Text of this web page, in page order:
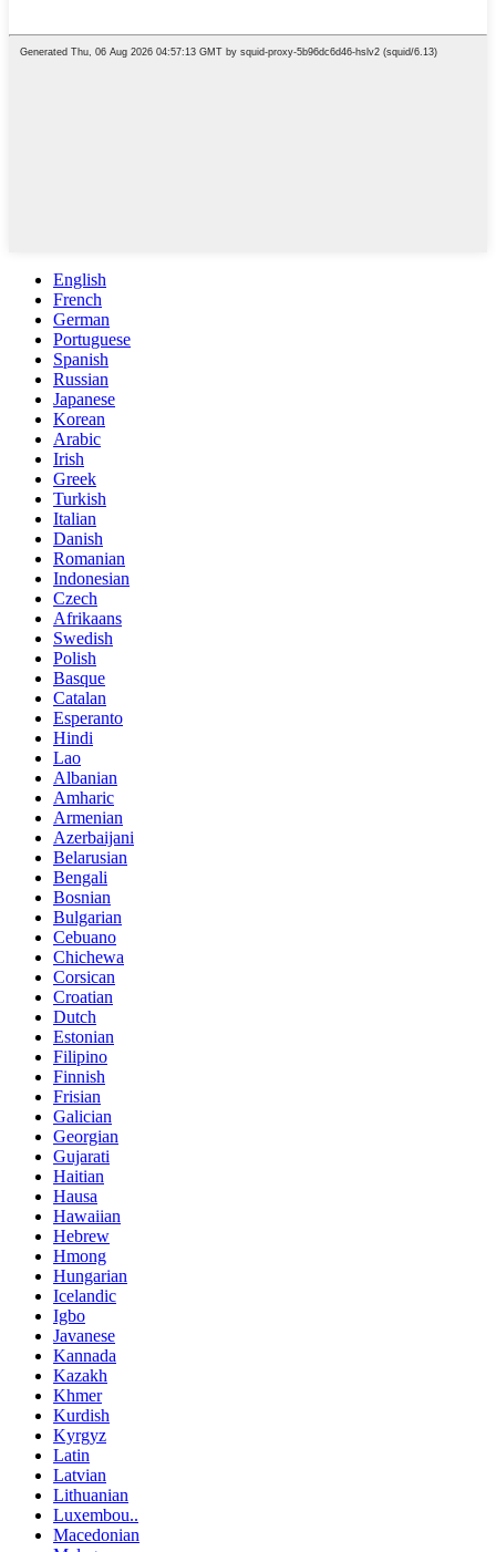
English
French
German
Portuguese
Spanish
Russian
Japanese
Korean
Arabic
Irish
Greek
Turkish
Italian
Danish
Romanian
Indonesian
Czech
Afrikaans
Swedish
Polish
Basque
Catalan
Esperanto
Hindi
Lao
Albanian
Amharic
Armenian
Azerbaijani
Belarusian
Bengali
Bosnian
Bulgarian
Cebuano
Chichewa
Corsican
Croatian
Dutch
Estonian
Filipino
Finnish
Frisian
Galician
Georgian
Gujarati
Haitian
Hausa
Hawaiian
Hebrew
Hmong
Hungarian
Icelandic
Igbo
Javanese
Kannada
Kazakh
Khmer
Kurdish
Kyrgyz
Latin
Latvian
Lithuanian
Luxembou..
Macedonian